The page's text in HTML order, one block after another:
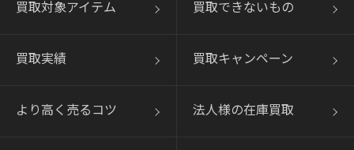
買取対象アイテム 買取できないもの
買取実績 買取キャンペーン
より高く売るコツ 法人様の在庫買取